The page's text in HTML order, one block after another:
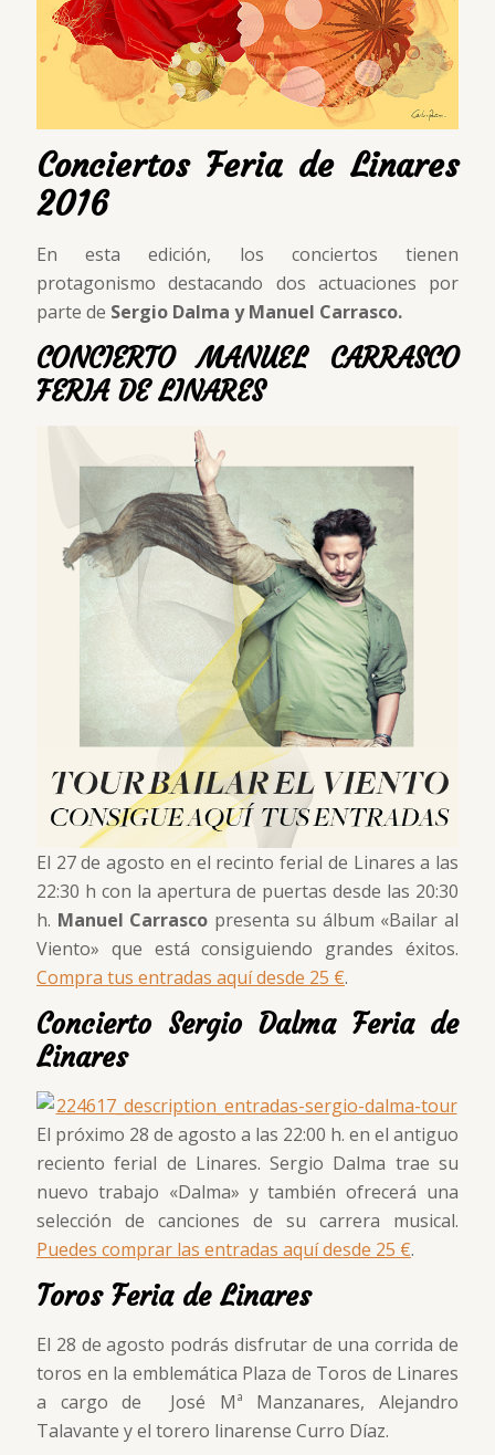
Conciertos Feria de Linares
2016
En esta edición, los conciertos tienen
protagonismo destacando dos actuaciones por
parte de Sergio Dalma y Manuel Carrasco.
CONCIERTO MANUEL CARRASCO
FERIA DE LINARES
El 27 de agosto en el recinto ferial de Linares a las
22:30 h con la apertura de puertas desde las 20:30
h. Manuel Carrasco presenta su álbum «Bailar al
Viento» que está consiguiendo grandes éxitos.
Compra tus entradas aquí desde 25 €.
Concierto Sergio Dalma Feria de
Linares
El próximo 28 de agosto a las 22:00 h. en el antiguo
reciento ferial de Linares. Sergio Dalma trae su
nuevo trabajo «Dalma» y también ofrecerá una
selección de canciones de su carrera musical.
Puedes comprar las entradas aquí desde 25 €.
Toros Feria de Linares
El 28 de agosto podrás disfrutar de una corrida de
toros en la emblemática Plaza de Toros de Linares
a cargo de José Mª Manzanares, Alejandro
Talavante y el torero linarense Curro Díaz.